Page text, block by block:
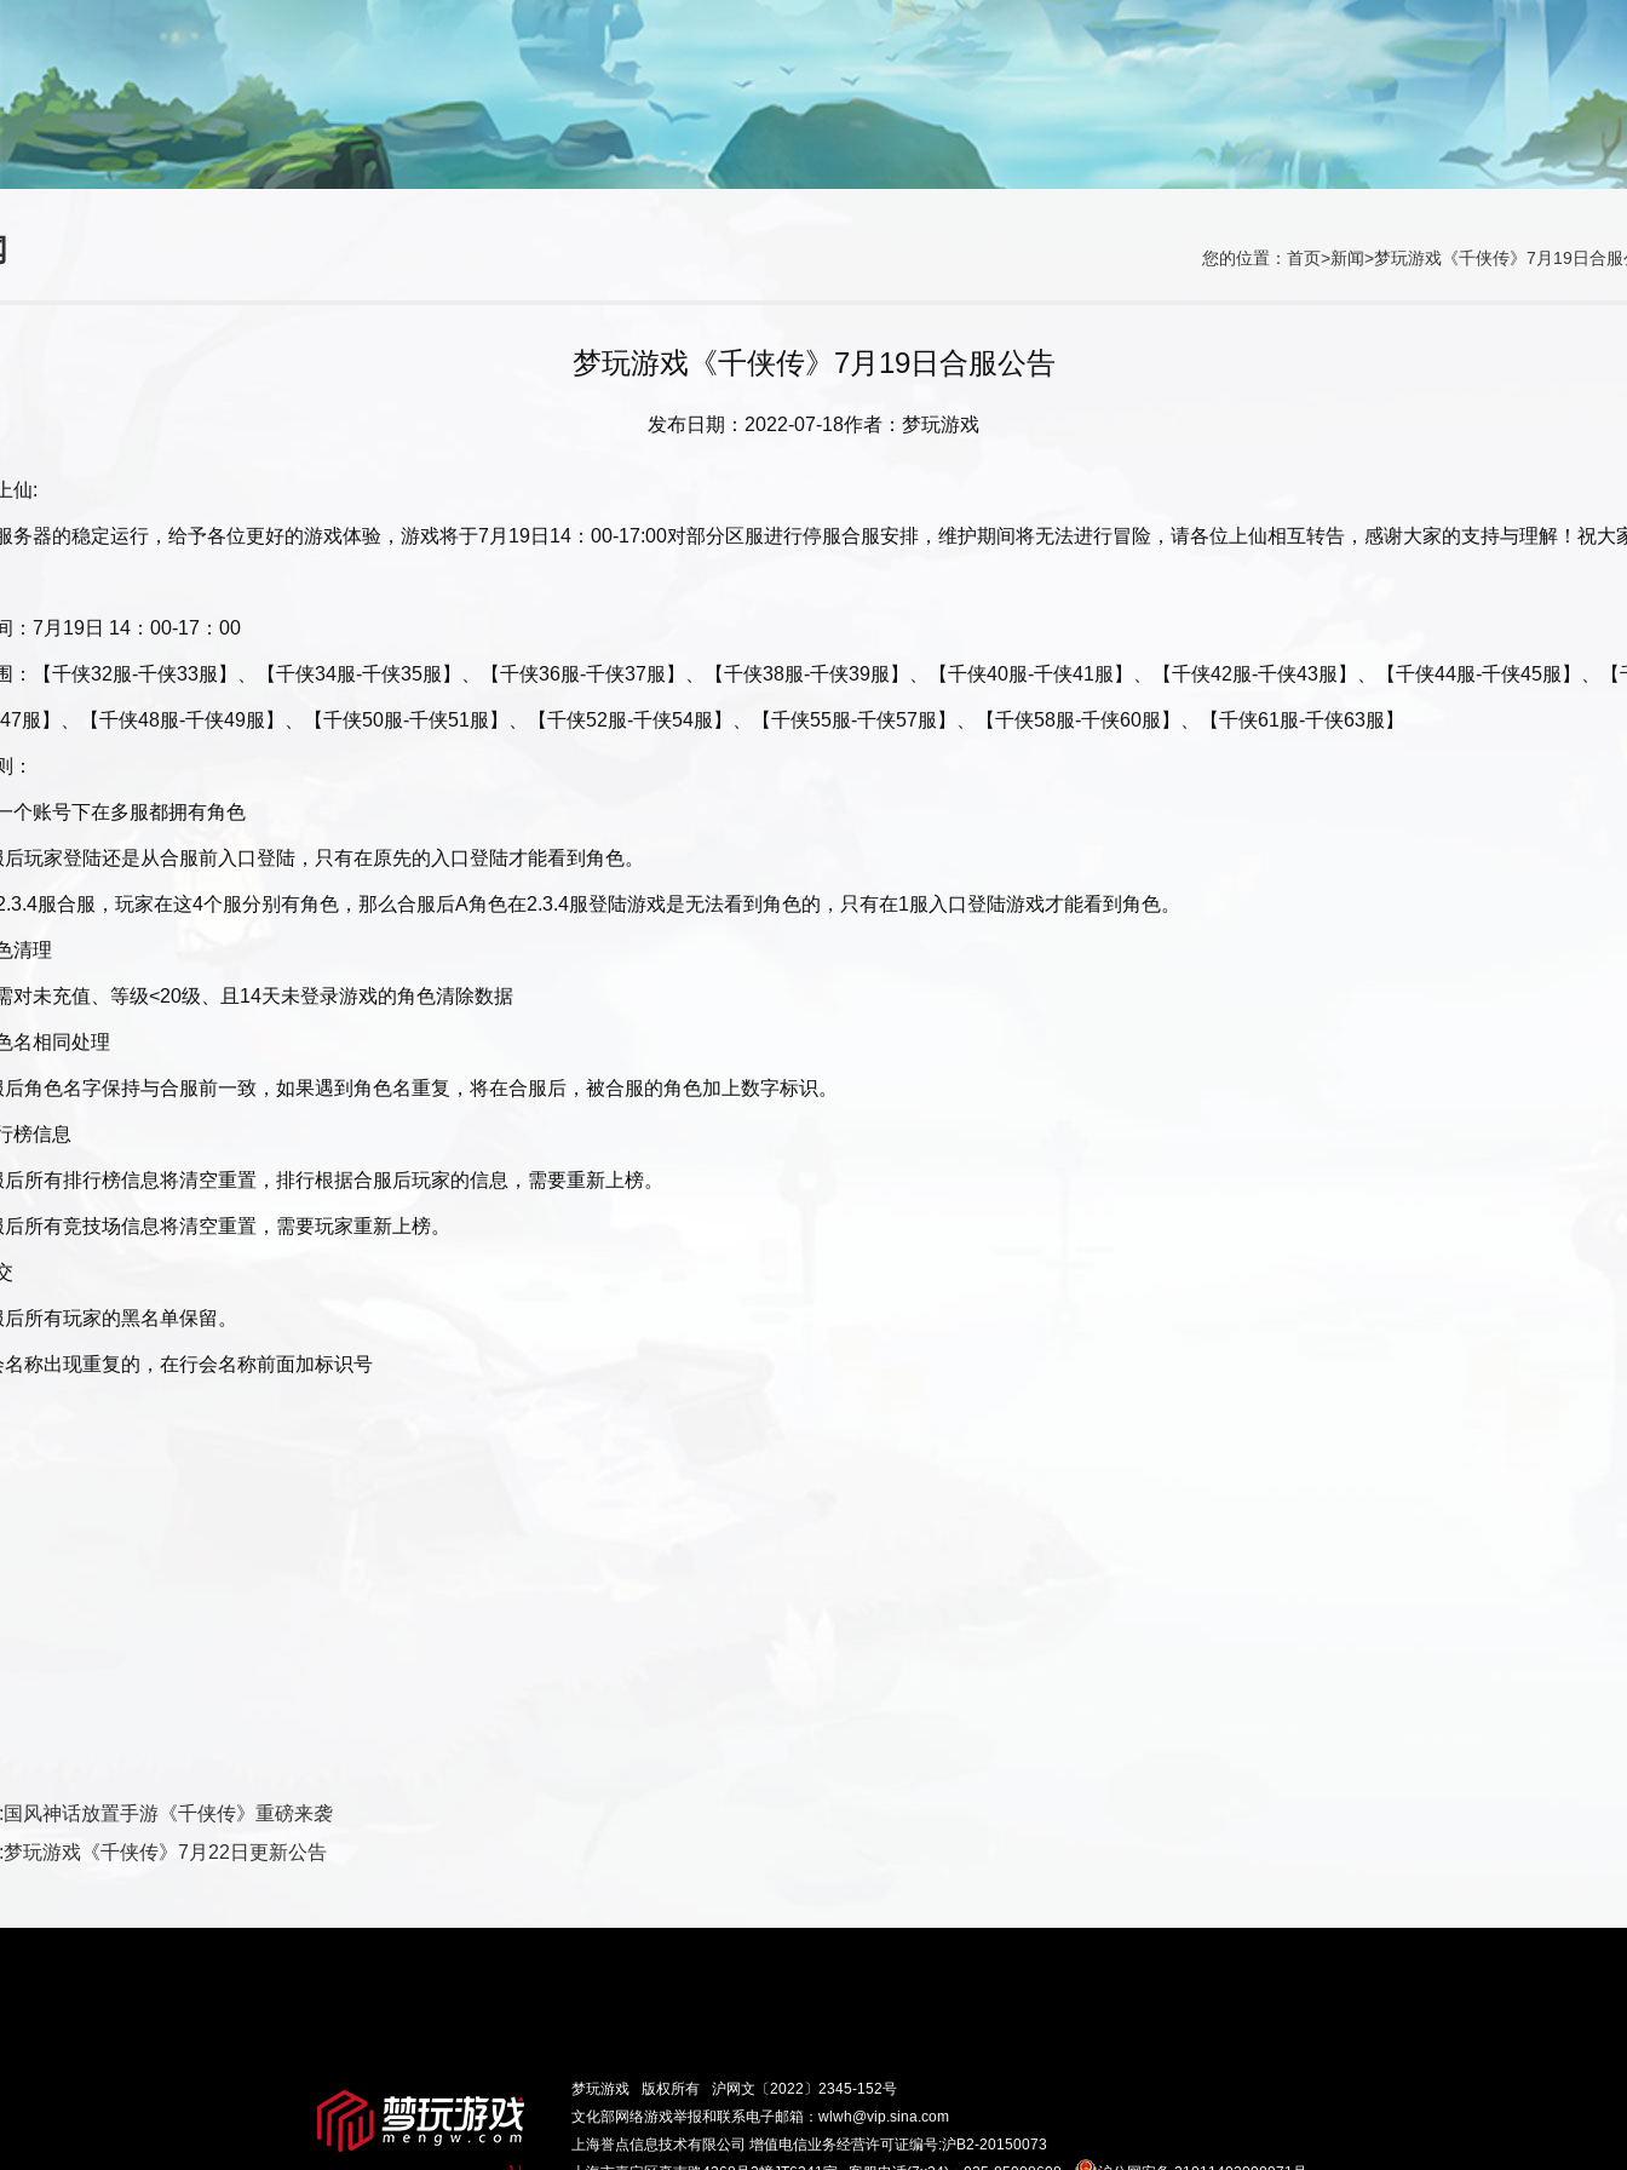
您的位置： 首页>新闻>梦玩游戏《千侠传》7月19日合服
梦玩游戏《千侠传》7月19日合服公告
发布日期：2022-07-18作者：梦玩游戏
仙:
务器的稳定运行，给予各位更好的游戏体验，游戏将于7月19日14：00-17:00对部分区服进行停服合服安排，维护期间将无法进行冒险，请各位上仙相互转告，感谢大家的支持与理解！祝大
：7月19日 14：00-17：00
：【千侠32服-千侠33服】、【千侠34服-千侠35服】、【千侠36服-千侠37服】、【千侠38服-千侠39服】、【千侠40服-千侠41服】、【千侠42服-千侠43服】、【千侠44服-千侠45服】、【
服】、【千侠48服-千侠49服】、【千侠50服-千侠51服】、【千侠52服-千侠54服】、【千侠55服-千侠57服】、【千侠58服-千侠60服】、【千侠61服-千侠63服】
：
个账号下在多服都拥有角色
玩家登陆还是从合服前入口登陆，只有在原先的入口登陆才能看到角色。
服合服，玩家在这4个服分别有角色，那么合服后A角色在2.3.4服登陆游戏是无法看到角色的，只有在1服入口登陆游戏才能看到角色。
清理
对未充值、等级<20级、且14天未登录游戏的角色清除数据
名相同处理
角色名字保持与合服前一致，如果遇到角色名重复，将在合服后，被合服的角色加上数字标识。
榜信息
所有排行榜信息将清空重置，排行根据合服后玩家的信息，需要重新上榜。
所有竞技场信息将清空重置，需要玩家重新上榜。
所有玩家的黑名单保留。
名称出现重复的，在行会名称前面加标识号
风神话放置手游《千侠传》重磅来袭
玩游戏《千侠传》7月22日更新公告
梦玩游戏 版权所有
沪网文〔2022〕2345-152号
文化部网络游戏举报和联系电子邮箱：wlwh@vip.sina.com
上海誉点信息技术有限公司 增值电信业务经营许可证编号:沪B2-20150073